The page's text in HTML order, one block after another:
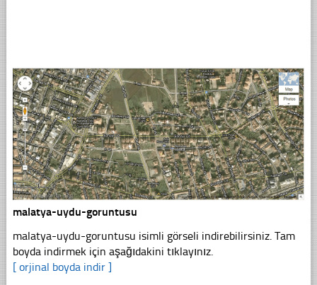
malatya-uydu-goruntusu
malatya-uydu-goruntusu isimli görseli indirebilirsiniz. Tam
boyda indirmek için aşağıdakini tıklayınız.
[ orjinal boyda indir ]